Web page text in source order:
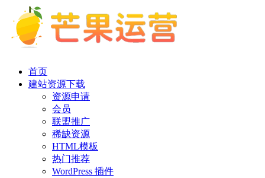
首页
建站资源下载
资源申请
会员
联盟推广
稀缺资源
HTML模板
热门推荐
WordPress 插件